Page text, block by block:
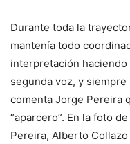
Durante toda la
mantenía todo
interpretación
segunda voz, y
comenta Jorge Pereira
“aparcero”. En la foto
Pereira, Alberto